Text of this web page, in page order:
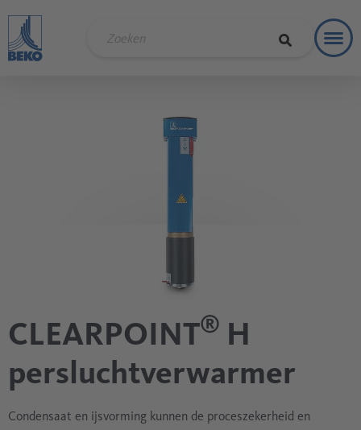
CLEARPOINT® H
persluchtverwarmer
Condensaat en ijsvorming kunnen de proceszekerheid en